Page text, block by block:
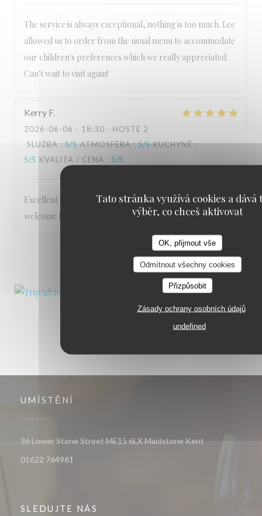
Tato stránka využívá cookies a dává
výběr, co chceš aktivovat
OK, přijmout vše
Odmítnout všechny cookies
Přizpůsobit
Zásady ochrany osobních údajů
undefined
The service is always exceptional, nothing is too much. Lee
allowed us to order from the usual menu to accommodate
our children's preferences which we really appreciated.
Can't wait to visit again!
Kerry F
2026-06-06 - 18:30 - HOSTÉ 2
SLUŽBA : 5/5 ATMOSFÉRA: 5/5 KUCHYNĚ:
5/5 KVALITA / CENA : 5/5
Excellent service Staff are very friendly and make you feel
welcome Food is 5 star
3
UMÍSTĚNÍ
36 Lower Stone Street ME15 6LX Maidstone Kent ((otevře se v
01622 764961
SLEDUJTE NÁS